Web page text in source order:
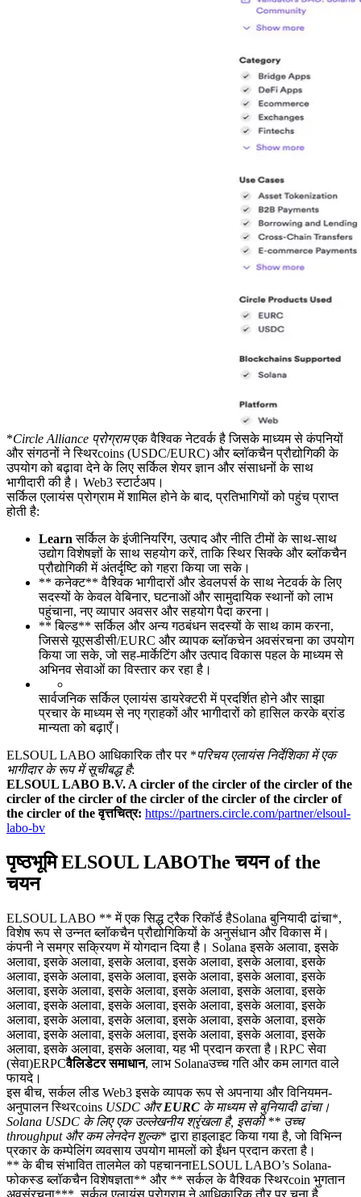
*Circle Alliance प्रोग्रामएक वैश्विक नेटवर्क है जिसके माध्यम से कंपनियों
और संगठनों ने स्थिरcoins (USDC/EURC) और ब्लॉकचैन प्रौद्योगिकी के
उपयोग को बढ़ावा देने के लिए सर्किल शेयर ज्ञान और संसाधनों के साथ
भागीदारी की है। Web3 स्टार्टअप।
सर्किल एलायंस प्रोग्राम में शामिल होने के बाद, प्रतिभागियों को पहुंच प्राप्त
होती है:
Learn सर्किल के इंजीनियरिंग, उत्पाद और नीति टीमों के साथ-साथ
उद्योग विशेषज्ञों के साथ सहयोग करें, ताकि स्थिर सिक्के और ब्लॉकचैन
प्रौद्योगिकी में अंतर्दृष्टि को गहरा किया जा सके।
** कनेक्ट** वैश्विक भागीदारों और डेवलपर्स के साथ नेटवर्क के लिए
सदस्यों के केवल वेबिनार, घटनाओं और सामुदायिक स्थानों को लाभ
पहुंचाना, नए व्यापार अवसर और सहयोग पैदा करना।
** बिल्ड** सर्किल और अन्य गठबंधन सदस्यों के साथ काम करना,
जिससे यूएसडीसी/EURC और व्यापक ब्लॉकचेन अवसंरचना का उपयोग
किया जा सके, जो सह-मार्केटिंग और उत्पाद विकास पहल के माध्यम से
अभिनव सेवाओं का विस्तार कर रहा है।
सार्वजनिक सर्किल एलायंस डायरेक्टरी में प्रदर्शित होने और साझा
प्रचार के माध्यम से नए ग्राहकों और भागीदारों को हासिल करके ब्रांड
मान्यता को बढ़ाएँ।
ELSOUL LABO आधिकारिक तौर पर *परिचय एलायंस निर्देशिका में एक
भागीदार के रूप में सूचीबद्ध है:
ELSOUL LABO B.V. A circler of the circler of the circler of the
circler of the circler of the circler of the circler of the circler of
the circler of the वृत्तचित्र: https://partners.circle.com/partner/elsoul-
labo-bv
पृष्ठभूमि ELSOUL LABOThe चयन of the
चयन
ELSOUL LABO ** में एक सिद्ध ट्रैक रिकॉर्ड हैSolana बुनियादी ढांचा*,
विशेष रूप से उन्नत ब्लॉकचैन प्रौद्योगिकियों के अनुसंधान और विकास में।
कंपनी ने समग्र सक्रियण में योगदान दिया है। Solana इसके अलावा, इसके
अलावा, इसके अलावा, इसके अलावा, इसके अलावा, इसके अलावा, इसके
अलावा, इसके अलावा, इसके अलावा, इसके अलावा, इसके अलावा, इसके
अलावा, इसके अलावा, इसके अलावा, इसके अलावा, इसके अलावा, इसके
अलावा, इसके अलावा, इसके अलावा, इसके अलावा, इसके अलावा, इसके
अलावा, इसके अलावा, इसके अलावा, इसके अलावा, इसके अलावा, इसके
अलावा, इसके अलावा, इसके अलावा, इसके अलावा, इसके अलावा, इसके
अलावा, इसके अलावा, इसके अलावा, यह भी प्रदान करता है।RPC सेवा
(सेवा)ERPCवैलिडेटर समाधान, लाभ Solanaउच्च गति और कम लागत वाले
फायदे।
इस बीच, सर्कल लीड Web3 इसके व्यापक रूप से अपनाया और विनियमन-
अनुपालन स्थिरcoins USDC औरEURC के माध्यम से बुनियादी ढांचा।
Solana USDC के लिए एक उल्लेखनीय श्रृंखला है, इसकी ** उच्च
throughput और कम लेनदेन शुल्क* द्वारा हाइलाइट किया गया है, जो विभिन्न
प्रकार के कम्पेलिंग व्यवसाय उपयोग मामलों को ईंधन प्रदान करता है।
** के बीच संभावित तालमेल को पहचाननाELSOUL LABO’s Solana-
फोकस्ड ब्लॉकचैन विशेषज्ञता** और ** सर्कल के वैश्विक स्थिरcoin भुगतान
अवसंरचना***, सर्कल एलायंस प्रोग्राम ने आधिकारिक तौर पर चुना है